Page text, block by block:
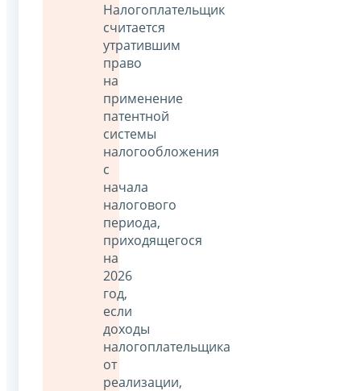
Налогоплательщик
считается
утратившим
право
на
применение
патентной
системы
налогообложения
с
начала
налогового
периода,
приходящегося
на
2026
год,
если
доходы
налогоплательщика
от
реализации,